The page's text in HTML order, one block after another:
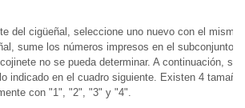
del cigüeñal, seleccione uno nuevo con el
sume los números impresos en el subconjunto
no se pueda determinar. A continuación,
indicado en el cuadro siguiente. Existen 4
con "1", "2", "3" y "4".